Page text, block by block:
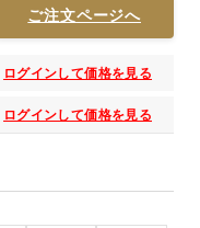
ご注文ページへ
ログインして価格を見る
ログインして価格を見る